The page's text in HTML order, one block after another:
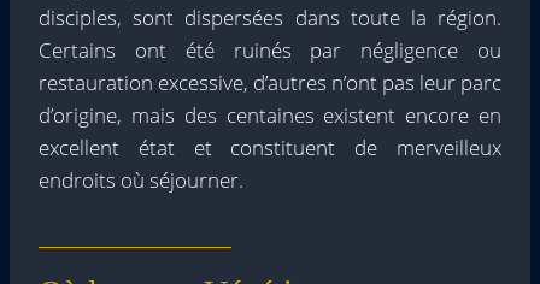
disciples, sont dispersées dans toute la région.
Certains ont été ruinés par négligence ou
restauration excessive, d’autres n’ont pas leur parc
d’origine, mais des centaines existent encore en
excellent état et constituent de merveilleux
endroits où séjourner.